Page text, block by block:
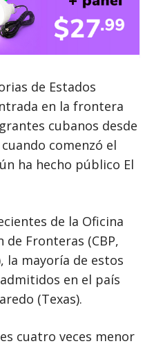
de Estados
en la frontera
cubanos desde
comenzó el
ha hecho público El
de la Oficina
de Fronteras (CBP,
la mayoría de estos
en el país
(Texas).
cuatro veces menor